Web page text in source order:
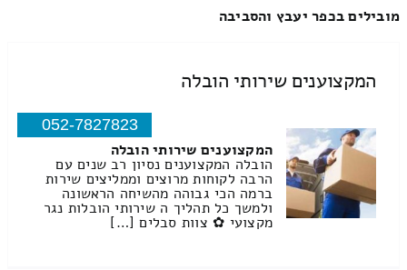
מובילים בכפר יעבץ והסביבה
המקצוענים שירותי הובלה
052-7827823
המקצוענים שירותי הובלה
הובלה המקצוענים נסיון רב שנים עם
הרבה לקוחות מרוצים וממליצים שירות
ברמה הכי גבוהה מהשיחה הראשונה
ולמשך כל תהליך ה שירותי הובלות נגר
מקצועי ✿ צוות סבלים […]